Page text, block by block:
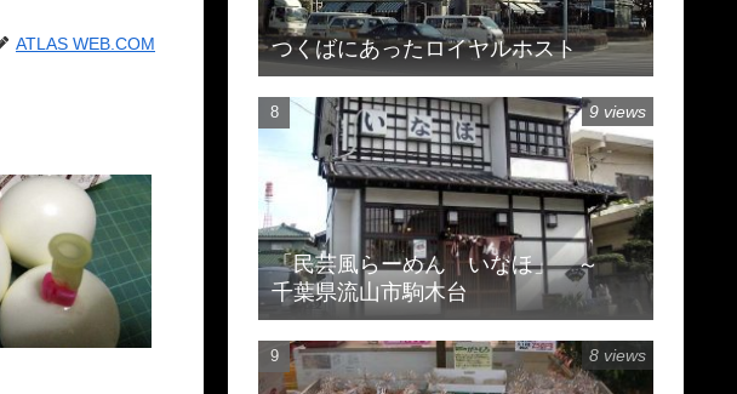
ATLAS WEB.COM つくばにあったロイヤルホスト
「民芸風らーめん いなほ」 ～
千葉県流山市駒木台
9 views
8 views